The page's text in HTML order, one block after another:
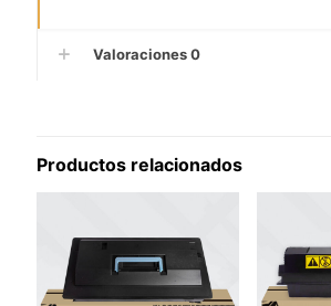
Valoraciones0
Productos relacionados